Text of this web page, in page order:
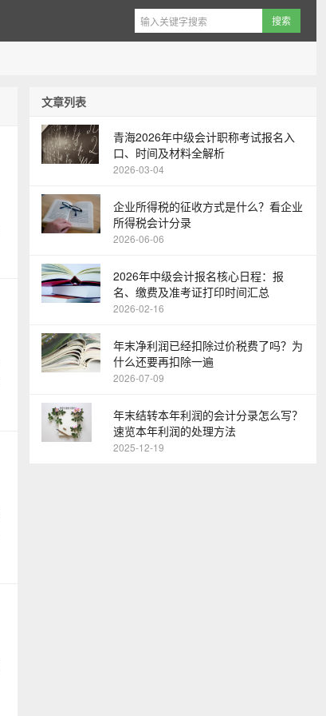
文章列表
青海2026年中级会计职称考试报名入
口、时间及材料全解析
2026-03-04
企业所得税的征收方式是什么？看企业
所得税会计分录
2026-06-06
2026年中级会计报名核心日程：报
名、缴费及准考证打印时间汇总
2026-02-16
年末净利润已经扣除过价税费了吗？为
什么还要再扣除一遍
2026-07-09
年末结转本年利润的会计分录怎么写？
速览本年利润的处理方法
2025-12-19